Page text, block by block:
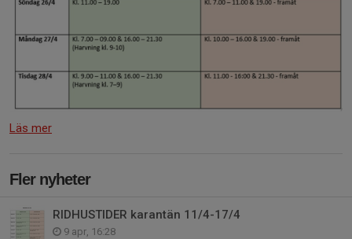
Läs mer
Fler nyheter
RIDHUSTIDER karantän 11/4-17/4
9 apr, 16:28